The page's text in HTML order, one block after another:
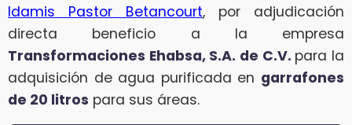
Idamis Pastor Betancourt, por adjudicación
directa beneficio a la empresa
Transformaciones Ehabsa, S.A. de C.V. para la
adquisición de agua purificada en garrafones
de 20 litros para sus áreas.